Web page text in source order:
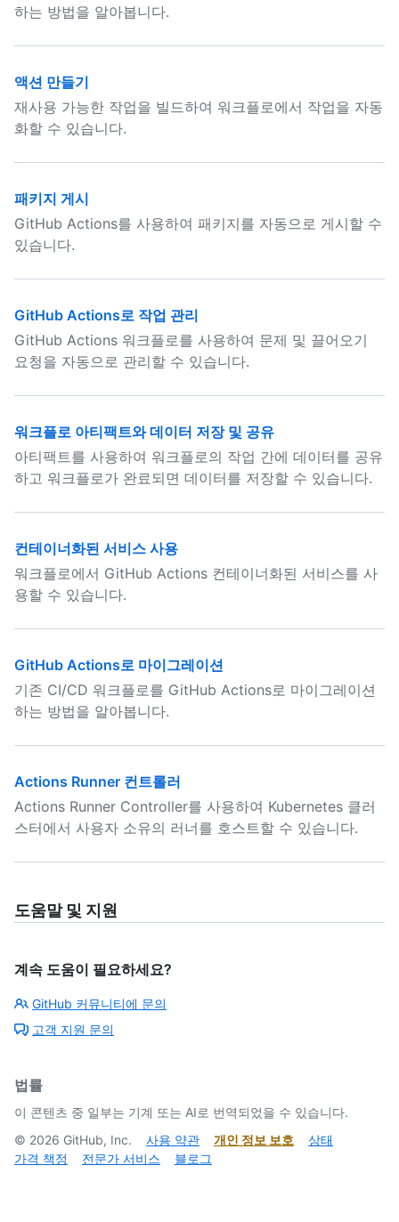
하는 방법을 알아봅니다.
액션 만들기
재사용 가능한 작업을 빌드하여 워크플로에서 작업을 자동
화할 수 있습니다.
패키지 게시
GitHub Actions를 사용하여 패키지를 자동으로 게시할 수
있습니다.
GitHub Actions로 작업 관리
GitHub Actions 워크플로를 사용하여 문제 및 끌어오기
요청을 자동으로 관리할 수 있습니다.
워크플로 아티팩트와 데이터 저장 및 공유
아티팩트를 사용하여 워크플로의 작업 간에 데이터를 공유
하고 워크플로가 완료되면 데이터를 저장할 수 있습니다.
컨테이너화된 서비스 사용
워크플로에서 GitHub Actions 컨테이너화된 서비스를 사
용할 수 있습니다.
GitHub Actions로 마이그레이션
기존 CI/CD 워크플로를 GitHub Actions로 마이그레이션
하는 방법을 알아봅니다.
Actions Runner 컨트롤러
Actions Runner Controller를 사용하여 Kubernetes 클러
스터에서 사용자 소유의 러너를 호스트할 수 있습니다.
도움말 및 지원
계속 도움이 필요하세요?
GitHub 커뮤니티에 문의
고객 지원 문의
법률
이 콘텐츠 중 일부는 기계 또는 AI로 번역되었을 수 있습니다.
© 2026 GitHub, Inc. 사용 약관 개인 정보 보호
상태
가격 책정
전문가 서비스 블로그